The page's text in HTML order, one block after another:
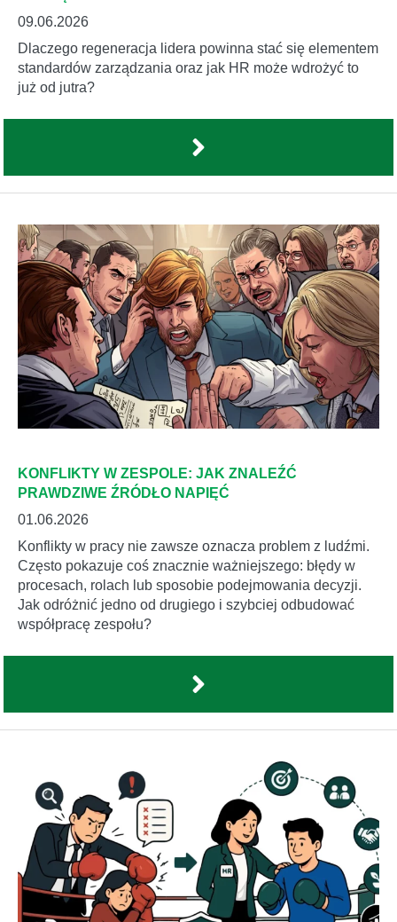
09.06.2026
Dlaczego regeneracja lidera powinna stać się elementem
standardów zarządzania oraz jak HR może wdrożyć to
już od jutra?
KONFLIKTY W ZESPOLE: JAK ZNALEŹĆ
PRAWDZIWE ŹRÓDŁO NAPIĘĆ
01.06.2026
Konflikty w pracy nie zawsze oznacza problem z ludźmi.
Często pokazuje coś znacznie ważniejszego: błędy w
procesach, rolach lub sposobie podejmowania decyzji.
Jak odróżnić jedno od drugiego i szybciej odbudować
współpracę zespołu?